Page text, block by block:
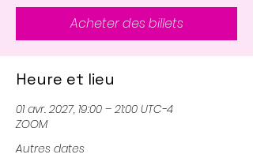
Acheter des billets
Heure et lieu
01 avr. 2027, 19:00 – 21:00 UTC−4
ZOOM
Autres dates